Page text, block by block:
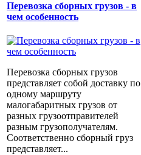
Перевозка сборных грузов - в
чем особенность
Перевозка сборных грузов
представляет собой доставку по
одному маршруту
малогабаритных грузов от
разных грузоотправителей
разным грузополучателям.
Соответственно сборный груз
представляет...